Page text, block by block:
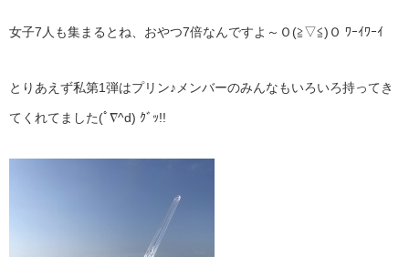
女子7人も集まるとね、おやつ7倍なんですよ～Ｏ(≧▽≦)Ｏ ﾜｰｲﾜｰｲ
とりあえず私第1弾はプリン♪メンバーのみんなもいろいろ持ってき
てくれてました(ﾟ∇^d) ｸﾞｯ!!